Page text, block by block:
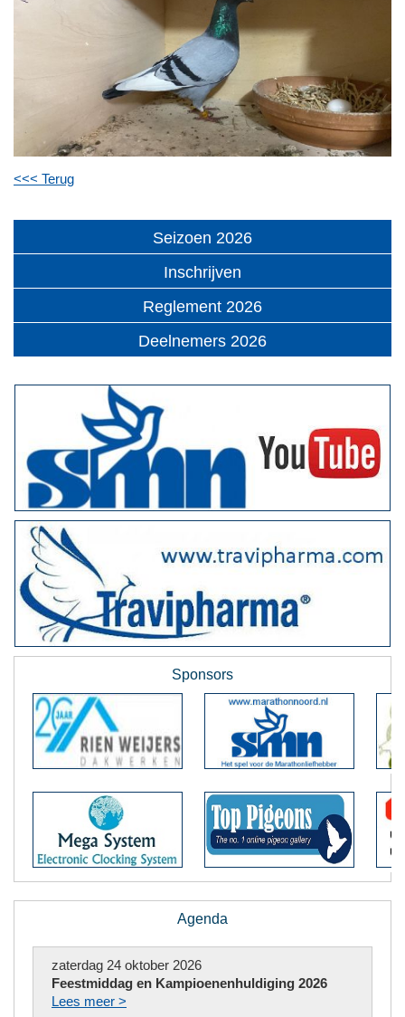
<<< Terug
Seizoen 2026
Inschrijven
Reglement 2026
Deelnemers 2026
Sponsors
Agenda
zaterdag 24 oktober 2026
Feestmiddag en Kampioenenhuldiging 2026
Lees meer >